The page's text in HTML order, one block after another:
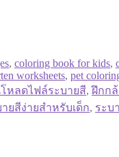
, coloring book for kids,
worksheets, pet
หลดไฟล์ระบายสี,ฝึกก
ายสีง่ายสำหรับเด็ก, ระบ